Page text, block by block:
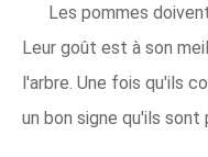
Les pommes
Leur goût est à son
l'arbre. Une fois qu'ils
un bon signe qu'ils